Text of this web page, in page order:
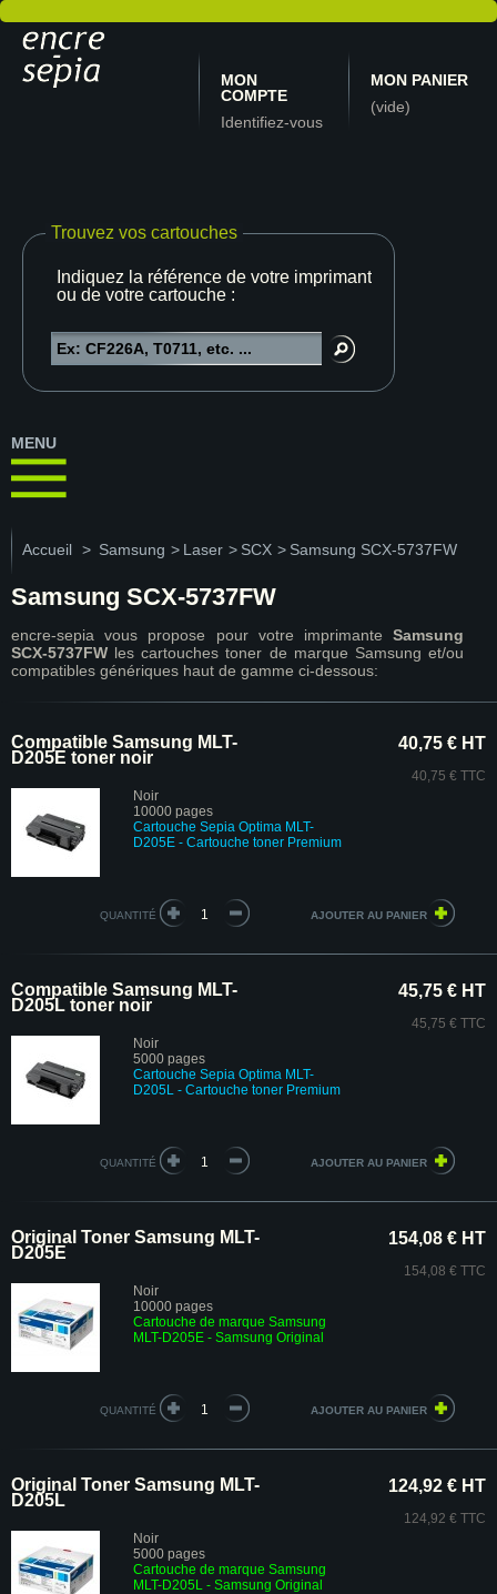
MON
COMPTE
Identifiez-vous
MON PANIER
(vide)
Trouvez vos cartouches
Indiquez la référence de votre imprimante
ou de votre cartouche :
MENU
Accueil > Samsung > Laser > SCX > Samsung SCX-5737FW
Samsung SCX-5737FW
encre-sepia vous propose pour votre imprimante Samsung
SCX-5737FW les cartouches toner de marque Samsung et/ou
compatibles génériques haut de gamme ci-dessous:
Compatible Samsung MLT-
D205E toner noir
Noir
10000 pages
Cartouche Sepia Optima MLT-
D205E - Cartouche toner Premium
40,75 € HT
40,75 € TTC
QUANTITÉ
Compatible Samsung MLT-
D205L toner noir
Noir
5000 pages
Cartouche Sepia Optima MLT-
D205L - Cartouche toner Premium
45,75 € HT
45,75 € TTC
QUANTITÉ
Original Toner Samsung MLT-
D205E
Noir
10000 pages
Cartouche de marque Samsung
MLT-D205E - Samsung Original
154,08 € HT
154,08 € TTC
QUANTITÉ
Original Toner Samsung MLT-
D205L
Noir
5000 pages
Cartouche de marque Samsung
MLT-D205L - Samsung Original
124,92 € HT
124,92 € TTC